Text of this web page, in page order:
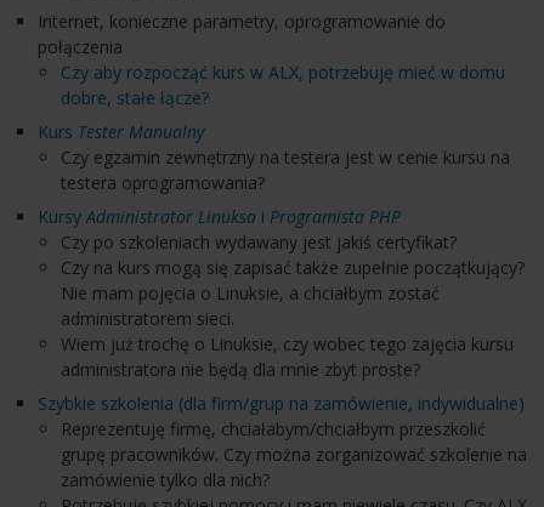
Internet, konieczne parametry, oprogramowanie do
połączenia
Czy aby rozpocząć kurs w ALX, potrzebuję mieć w domu
dobre, stałe łącze?
Kurs Tester Manualny
Czy egzamin zewnętrzny na testera jest w cenie kursu na
testera oprogramowania?
KursyAdministrator Linuksai Programista PHP
Czy po szkoleniach wydawany jest jakiś certyfikat?
Czy na kurs mogą się zapisać także zupełnie początkujący?
Nie mam pojęcia o Linuksie, a chciałbym zostać
administratorem sieci.
Wiem już trochę o Linuksie, czy wobec tego zajęcia kursu
administratora nie będą dla mnie zbyt proste?
Szybkie szkolenia (dla firm/grup na zamówienie, indywidualne)
Reprezentuję firmę, chciałabym/chciałbym przeszkolić
grupę pracowników. Czy można zorganizować szkolenie na
zamówienie tylko dla nich?